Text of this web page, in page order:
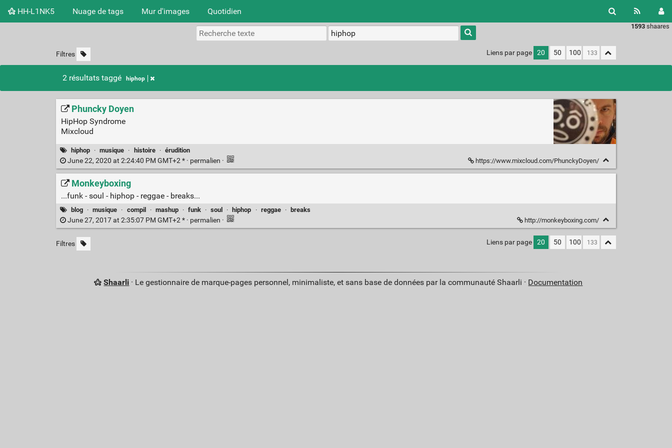
HH-L1NK5 Nuage de tags Mur d'images Quotidien
1593 shaares
Type 1 or
more
characters
results.
Filtres Liens par page 20 50 100
2 résultats taggé hiphop
Phuncky Doyen
HipHop Syndrome
Mixcloud
hiphop · musique · histoire · érudition
June 22, 2020 at 2:24:40 PM GMT+2 * · permalien · https://www.mixcloud.com/PhunckyDoyen/
Monkeyboxing
...funk - soul - hiphop - reggae - breaks...
blog · musique · compil · mashup · funk · soul · hiphop · reggae · breaks
June 27, 2017 at 2:35:07 PM GMT+2 * · permalien · http://monkeyboxing.com/
Filtres Liens par page 20 50 100
Shaarli · Le gestionnaire de marque-pages personnel, minimaliste, et sans base de données par la communauté Shaarli · Documentation